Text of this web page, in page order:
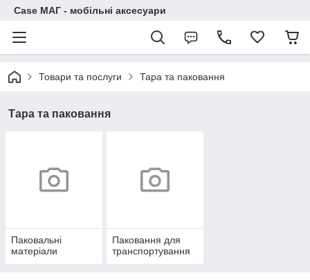
Case МАГ - мобільні аксесуари
Товари та послуги Тара та паковання
Тара та паковання
Паковальні
матеріали
Паковання для
транспортування